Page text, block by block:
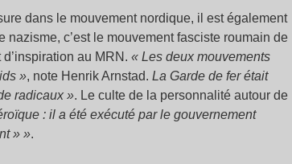
dans le mouvement nordique, il est également
c’est le mouvement fasciste roumain de
au MRN. « Les deux mouvements
», note Henrik Arnstad. La Garde de fer était
radicaux ». Le culte de la personnalité autour de
: il a été exécuté par le gouvernement
» ».